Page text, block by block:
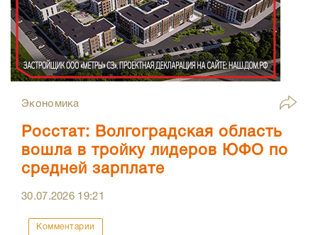
Экономика
Росстат: Волгоградская область
вошла в тройку лидеров ЮФО по
средней зарплате
30.07.2026 19:21
Комментарии